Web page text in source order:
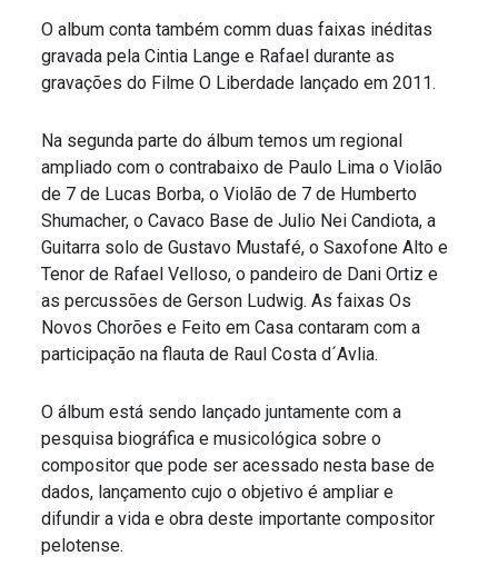
O album conta também comm duas faixas inéditas
gravada pela Cintia Lange e Rafael durante as
gravações do Filme O Liberdade lançado em 2011.
Na segunda parte do álbum temos um regional
ampliado com o contrabaixo de Paulo Lima o Violão
de 7 de Lucas Borba, o Violão de 7 de Humberto
Shumacher, o Cavaco Base de Julio Nei Candiota, a
Guitarra solo de Gustavo Mustafé, o Saxofone Alto e
Tenor de Rafael Velloso, o pandeiro de Dani Ortiz e
as percussões de Gerson Ludwig. As faixas Os
Novos Chorões e Feito em Casa contaram com a
participação na flauta de Raul Costa d´Avlia.
O álbum está sendo lançado juntamente com a
pesquisa biográfica e musicológica sobre o
compositor que pode ser acessado nesta base de
dados, lançamento cujo o objetivo é ampliar e
difundir a vida e obra deste importante compositor
pelotense.